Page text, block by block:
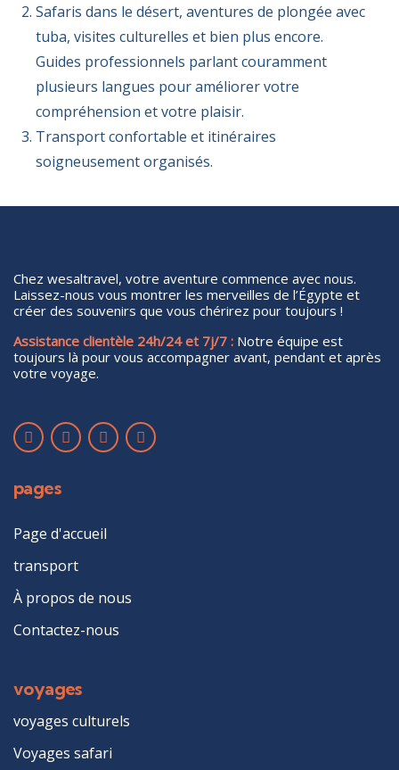
Safaris dans le désert, aventures de plongée avec
tuba, visites culturelles et bien plus encore.
Guides professionnels parlant couramment
plusieurs langues pour améliorer votre
compréhension et votre plaisir.
Transport confortable et itinéraires
soigneusement organisés.
Chez wesaltravel, votre aventure commence avec nous.
Laissez-nous vous montrer les merveilles de l’Égypte et
créer des souvenirs que vous chérirez pour toujours !
Assistance clientèle 24h/24 et 7j/7 : Notre équipe est
toujours là pour vous accompagner avant, pendant et après
votre voyage.
pages
Page d'accueil
transport
À propos de nous
Contactez-nous
voyages
voyages culturels
Voyages safari